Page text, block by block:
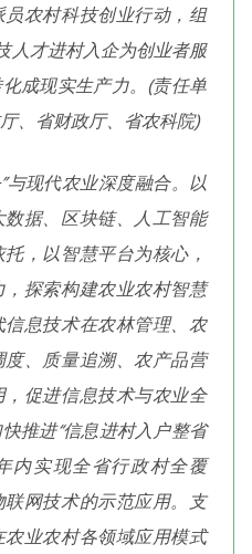
农村科技创业行动，组
人才进村入企为创业者服
成现实生产力。(责任单
、省财政厅、省农科院)
现代农业深度融合。以
据、区块链、人工智能
，以智慧平台为核心，
探索构建农业农村智慧
息技术在农林管理、农
、质量追溯、农产品营
促进信息技术与农业全
推进“信息进村入户整省
内实现全省行政村全覆
网技术的示范应用。支
业农村各领域应用模式